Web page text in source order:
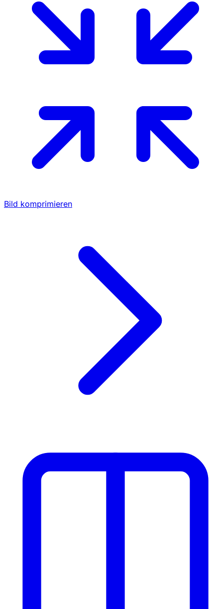
Bild komprimieren